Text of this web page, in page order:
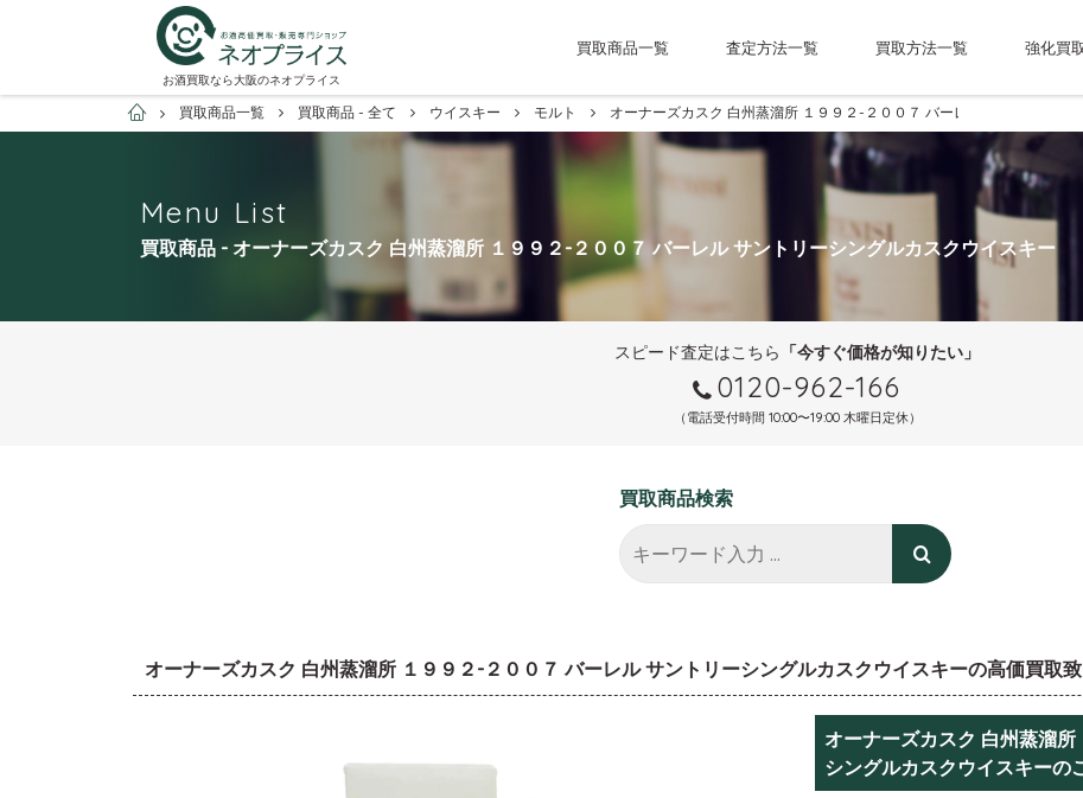
お酒買取なら大阪のネオプライス
買取商品一覧 査定方法一覧 買取方法一覧 強化買取
お酒買取専門店ネオプライス
買取商品一覧 買取商品 - 全て ウイスキー モルト オーナーズカスク 白州蒸溜所 １９９２-２００７ バーレル サントリーシ
Menu List
買取商品 - オーナーズカスク 白州蒸溜所 １９９２-２００７ バーレル サントリーシングルカスクウイスキー
スピード査定はこちら 「今すぐ価格が知りたい」
0120-962-166
（電話受付時間 10:00〜19:00 木曜日定休）
買取商品検索
オーナーズカスク 白州蒸溜所 １９９２-２００７ バーレル サントリーシングルカスクウイスキーの高価買取
オーナーズカスク 白州蒸溜
シングルカスクウイスキーの